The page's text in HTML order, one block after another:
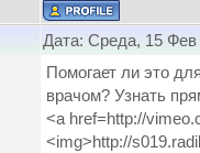
Дата: Среда, 15
Помогает ли это
врачом? Узнать
<a href=http://
<img>http://